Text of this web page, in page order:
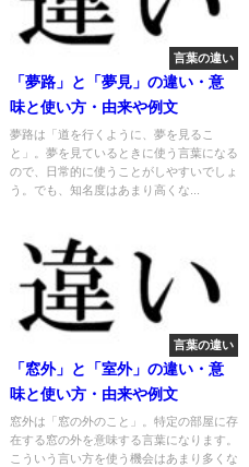
言葉の違い
「夢路」と「夢見」の違い・意
味と使い方・由来や例文
夢路は「道を行くように、夢を見るこ
と」。夢を見ているときに使う言葉になる
ので、日常的に使うことがしやすいでしょ
う。でも、知名度はあまり高くな...
言葉の違い
「窓外」と「室外」の違い・意
味と使い方・由来や例文
窓外は「窓の外のこと」。特定の部屋に存
在する窓の外を意味する言葉になります。
こういう言い方を使う機会はあまり多くな